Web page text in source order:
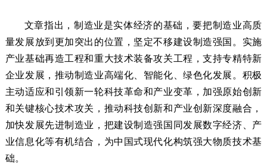
文章指出，制造业是实体经济的基础，要把制造业高质
量发展放到更加突出的位置，坚定不移建设制造强国。实施
产业基础再造工程和重大技术装备攻关工程，支持专精特新
企业发展，推动制造业高端化、智能化、绿色化发展。积极
主动适应和引领新一轮科技革命和产业变革，加强原始创新
和关键核心技术攻关，推动科技创新和产业创新深度融合，
加快发展先进制造业，把建设制造强国同发展数字经济、产
业信息化等有机结合，为中国式现代化构筑强大物质技术基
础。